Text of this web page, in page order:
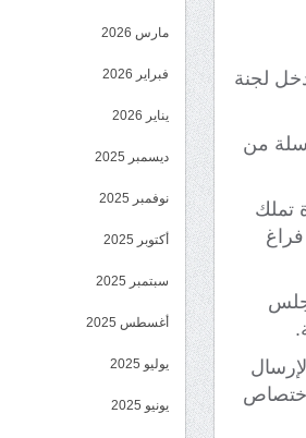
لجنة
من
تملك
مارس 2026
فبراير 2026
يناير 2026
ديسمبر 2025
نوفمبر 2025
أكتوبر 2025
سبتمبر 2025
أغسطس 2025
يوليو 2025
يونيو 2025